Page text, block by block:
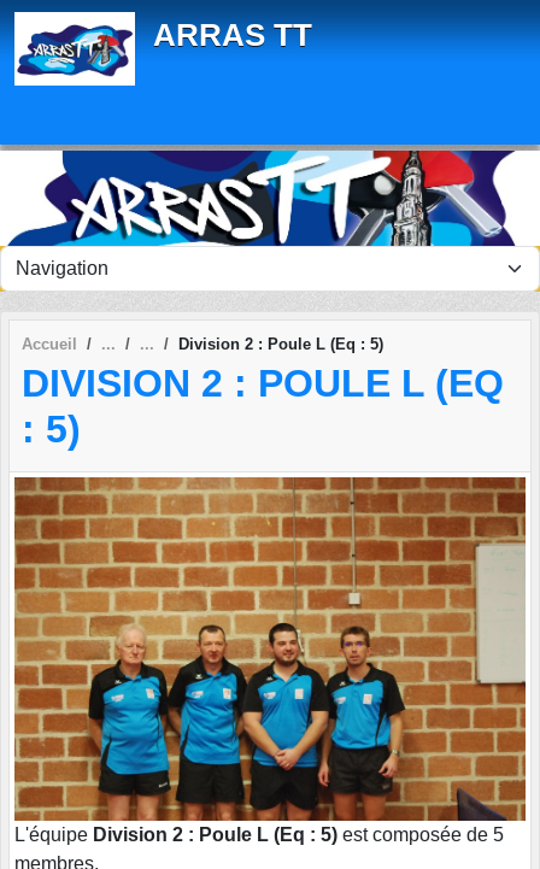
ARRAS TT
Accueil Division 2 : Poule L (Eq : 5)
DIVISION 2 : POULE L (EQ
: 5)
L'équipe Division 2 : Poule L (Eq : 5) est composée de 5
membres.
Panneau de gestion des cookies